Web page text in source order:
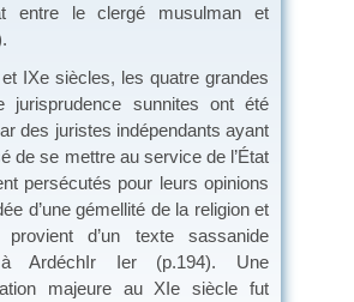
entre le clergé musulman et
IXe siècles, les quatre grandes
jurisprudence sunnites ont été
des juristes indépendants ayant
de se mettre au service de l’État
persécutés pour leurs opinions
d’une gémellité de la religion et
provient d’un texte sassanide
ArdéchIr Ier (p.194). Une
majeure au XIe siècle fut